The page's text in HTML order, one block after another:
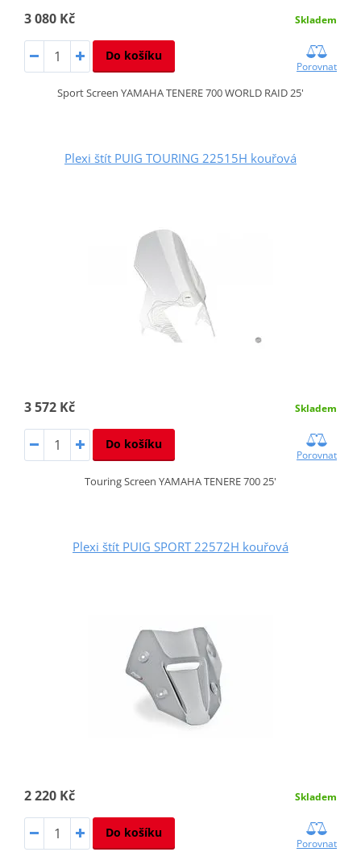
3 080 Kč Skladem
Do košíku
Porovnat
Sport Screen YAMAHA TENERE 700 WORLD RAID 25'
Plexi štít PUIG TOURING 22515H kouřová
3 572 Kč Skladem
Do košíku
Porovnat
Touring Screen YAMAHA TENERE 700 25'
Plexi štít PUIG SPORT 22572H kouřová
2 220 Kč Skladem
Do košíku
Porovnat